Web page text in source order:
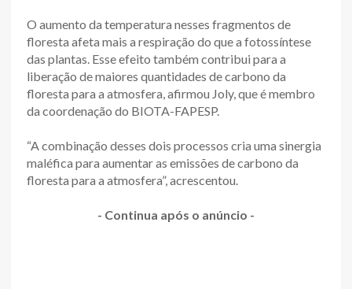
O aumento da temperatura nesses fragmentos de
floresta afeta mais a respiração do que a fotossíntese
das plantas. Esse efeito também contribui para a
liberação de maiores quantidades de carbono da
floresta para a atmosfera, afirmou Joly, que é membro
da coordenação do BIOTA-FAPESP.
“A combinação desses dois processos cria uma sinergia
maléfica para aumentar as emissões de carbono da
floresta para a atmosfera”, acrescentou.
- Continua após o anúncio -